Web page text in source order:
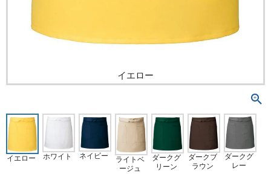
イエロー
イエロー ホワイト ネイビー
ライトベ
ージュ
ダークグ
リーン
ダークブ
ラウン
ダークグ
レー